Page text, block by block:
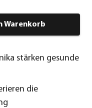
Warenkorb
stärken gesunde
die